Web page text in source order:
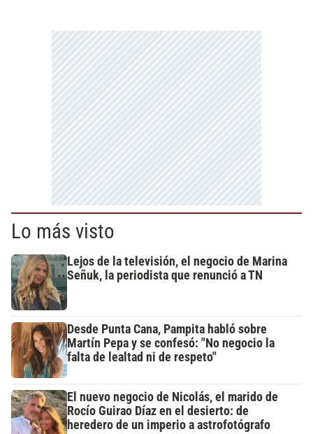
Lo más visto
Lejos de la televisión, el negocio de Marina
Señuk, la periodista que renunció a TN
Desde Punta Cana, Pampita habló sobre
Martín Pepa y se confesó: "No negocio la
falta de lealtad ni de respeto"
El nuevo negocio de Nicolás, el marido de
Rocío Guirao Díaz en el desierto: de
heredero de un imperio a astrofotógrafo